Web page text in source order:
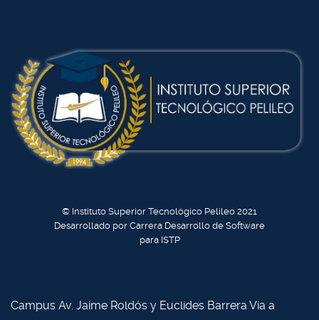
© Instituto Superior Tecnológico Pelileo 2021
Desarrollado por Carrera Desarrollo de Software
para ISTP
Campus Av. Jaime Roldós y Euclides Barrera Via a